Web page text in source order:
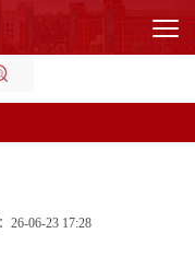
26-06-23 17:28